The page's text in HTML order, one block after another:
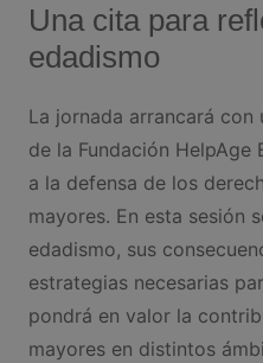
Una cita para
edadismo
La jornada arrancará
de la Fundación HelpAge
a la defensa de los
mayores. En esta sesión
edadismo, sus
estrategias necesarias
pondrá en valor la
mayores en distintos